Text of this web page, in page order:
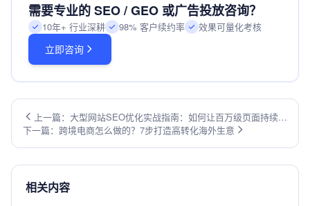
需要专业的 SEO / GEO 或广告投放咨询？
10年+ 行业深耕 98% 客户续约率 效果可量化考核
立即咨询
上一篇：大型网站SEO优化实战指南：如何让百万级页面持续获
得精准流量？
下一篇：跨境电商怎么做的？7步打造高转化海外生意
相关内容